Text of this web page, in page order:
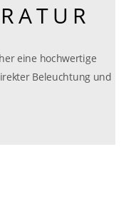
eine hochwertige
Beleuchtung und